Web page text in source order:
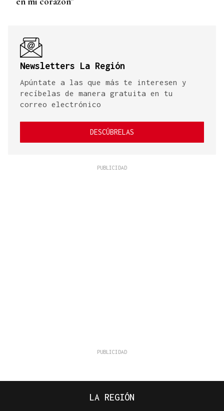
Newsletters La Región
Apúntate a las que más te interesen y
recíbelas de manera gratuita en tu
correo electrónico
DESCÚBRELAS
LA REGIÓN